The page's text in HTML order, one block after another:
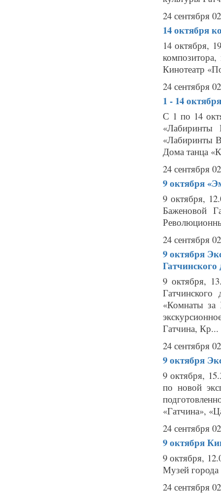
24 сентября
14 октября
14 октября,
Кинотеатр
24 сентября
1 - 14
С 1 по 14
«Лабиринты
«Лабиринты
Дома танца
24 сентября
9 октября
9 октября,
Баженовой
24 сентября
9 октября
Гатчинского
9 октября,
«Комнаты за
Гатчина, Кр...
24 сентября
9 октября
9 октября,
по новой
«Гатчина»,
24 сентября
9 октября
9 октября,
Музей
24 сентября